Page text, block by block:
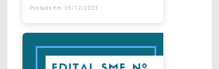
Postada em: 26/12/2023